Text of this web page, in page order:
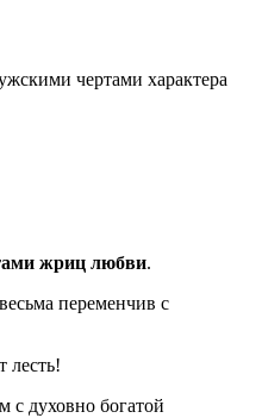
чертами характера
жриц любви.
переменчив с
лесть!
духовно богатой